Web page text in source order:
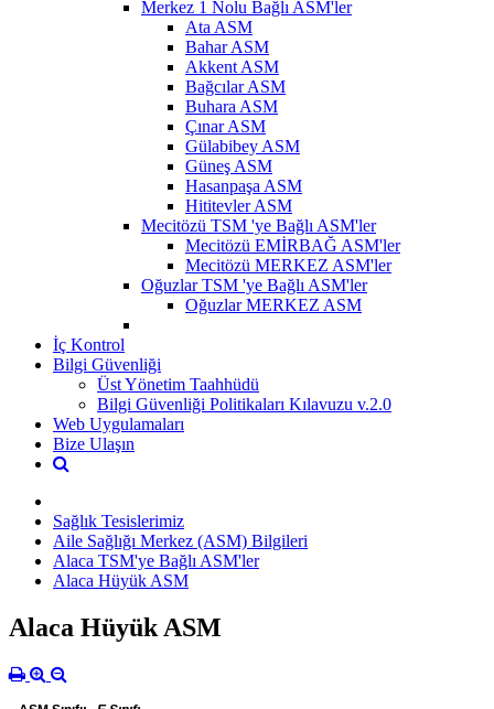
Merkez 1 Nolu Bağlı ASM'ler
Ata ASM
Bahar ASM
Akkent ASM
Bağcılar ASM
Buhara ASM
Çınar ASM
Gülabibey ASM
Güneş ASM
Hasanpaşa ASM
Hititevler ASM
Mecitözü TSM 'ye Bağlı ASM'ler
Mecitözü EMİRBAĞ ASM'ler
Mecitözü MERKEZ ASM'ler
Oğuzlar TSM 'ye Bağlı ASM'ler
Oğuzlar MERKEZ ASM
İç Kontrol
Bilgi Güvenliği
Üst Yönetim Taahhüdü
Bilgi Güvenliği Politikaları Kılavuzu v.2.0
Web Uygulamaları
Bize Ulaşın
Sağlık Tesislerimiz
Aile Sağlığı Merkez (ASM) Bilgileri
Alaca TSM'ye Bağlı ASM'ler
Alaca Hüyük ASM
Alaca Hüyük ASM